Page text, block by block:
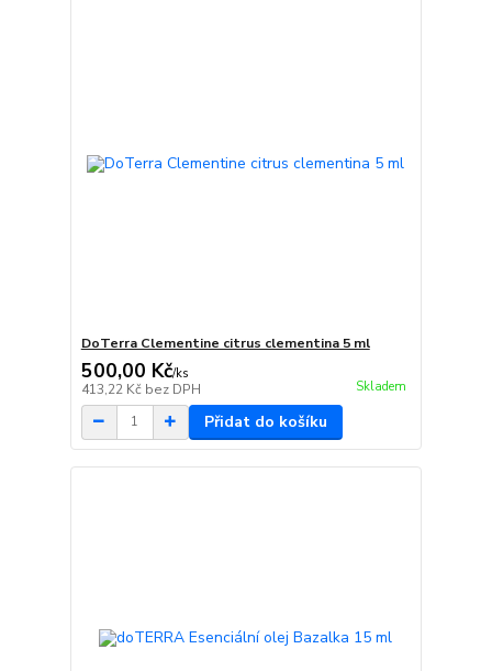
DoTerra Clementine citrus clementina 5 ml
500,00 Kč/ks
413,22 Kč bez DPH Skladem
Přidat do košíku